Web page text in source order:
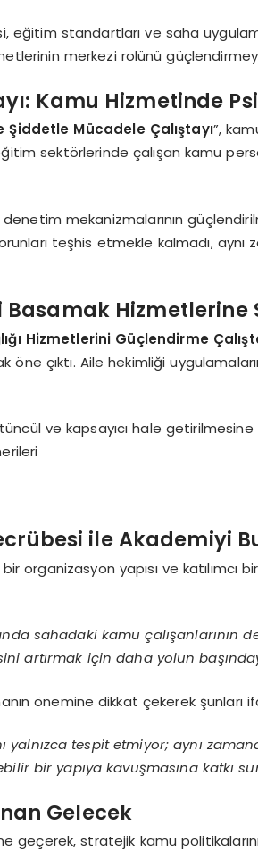
standartları ve saha
merkezi rolünü
Kamu Hizmetinde
Mücadele Çalıştayı”,
sektörlerinde çalışan kamu
mekanizmalarının
teşhis etmekle kalmadı,
Basamak
Hizmetlerini Güçlendirme
çıktı. Aile hekimliği
ve kapsayıcı hale
ile Akademiyi
bir organizasyon yapısı ve katılımcı
sahadaki kamu
artırmak için daha yolun
önemine dikkat çekerek şunları
yalnızca tespit etmiyor; aynı
bir yapıya kavuşmasına katkı
Gelecek
geçerek, stratejik kamu